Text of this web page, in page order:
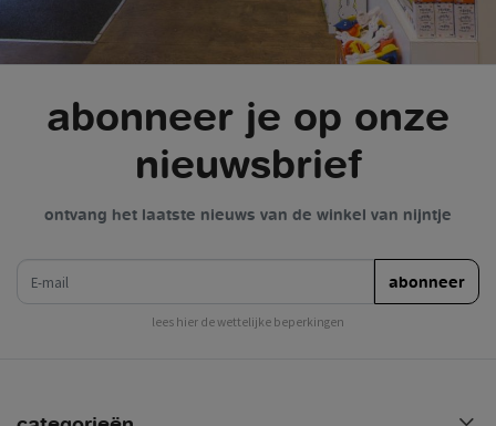
abonneer je op onze
nieuwsbrief
ontvang het laatste nieuws van de winkel van nijntje
abonneer
lees hier de wettelijke beperkingen